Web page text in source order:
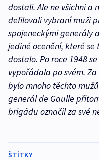
dostali. Ale ne všichni a
defilovali vybraní muži
spojeneckými generály
jediné ocenění, které
dostalo. Po roce 1948
vypořádala po svém.
bylo mnoho těchto
generál de Gaulle
brigádu označil za své
ŠTÍTKY